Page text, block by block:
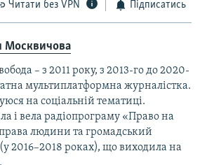
Читати без VPN Підписатись
Москвичова
– з 2011 року, з 2013-го до 2020-
мультиплатформна журналістка.
на соціальній тематиці.
і вела радіопрограму «Право на
людини та громадський
2016–2018 роках), що виходила на